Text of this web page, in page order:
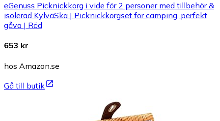
eGenuss Picknickkorg i vide för 2 personer med tillbehör &
isolerad KylväSka | Picknickkorgset för camping, perfekt
gåva | Röd
653 kr
hos Amazon.se
Gå till butik